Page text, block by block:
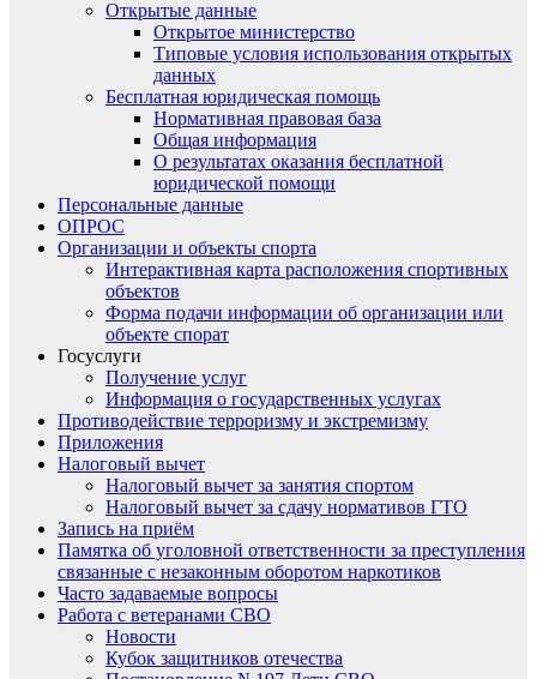
Открытые данные
Открытое министерство
Типовые условия использования открытых
данных
Бесплатная юридическая помощь
Нормативная правовая база
Общая информация
О результатах оказания бесплатной
юридической помощи
Персональные данные
ОПРОС
Организации и объекты спорта
Интерактивная карта расположения спортивных
объектов
Форма подачи информации об организации или
объекте спорат
Госуслуги
Получение услуг
Информация о государственных услугах
Противодействие терроризму и экстремизму
Приложения
Налоговый вычет
Налоговый вычет за занятия спортом
Налоговый вычет за сдачу нормативов ГТО
Запись на приём
Памятка об уголовной ответственности за преступления
связанные с незаконным оборотом наркотиков
Часто задаваемые вопросы
Работа с ветеранами СВО
Новости
Кубок защитников отечества